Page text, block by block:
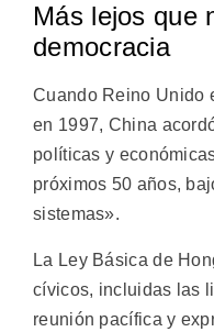
Más lejos que
democracia
Cuando Reino Unido
en 1997, China
políticas y
próximos 50 años,
sistemas».
La Ley Básica de
cívicos, incluidas las
reunión pacífica y